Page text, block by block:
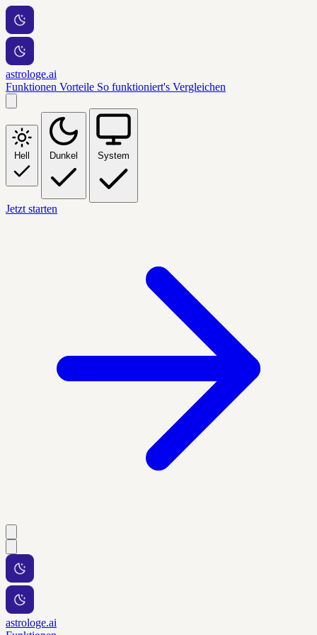
astrologe.ai
Funktionen Vorteile So funktioniert's Vergleichen
Hell Dunkel System
Jetzt starten
astrologe.ai